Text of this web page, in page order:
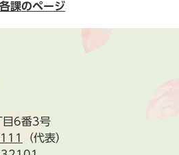
各課のページ
目6番3号
（代表）